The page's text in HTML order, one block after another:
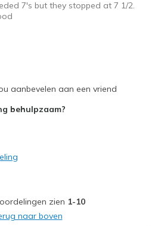
7's but they stopped at 7 1/2.
aanbevelen aan een vriend
behulpzaam?
zien 1-10
naar boven